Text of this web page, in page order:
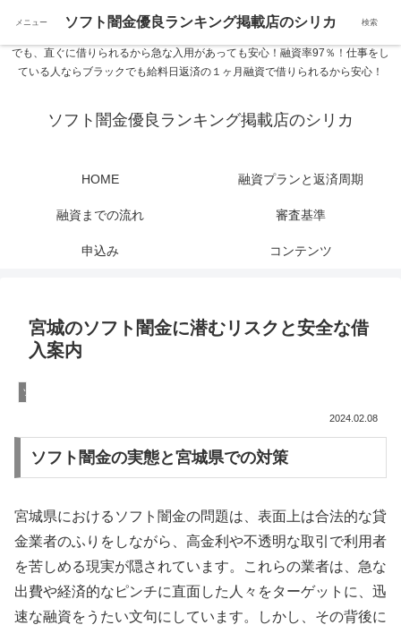
ソフト闇金優良ランキング 中小消費者金融在籍確認なし シリカなら24時間
でも、直ぐに借りられるから急な入用があっても安心！融資率97％！仕事をし
ている人ならブラックでも給料日返済の１ヶ月融資で借りられるから安心！
ソフト闇金優良ランキング掲載店のシリカ
HOME 融資プランと返済周期
融資までの流れ 審査基準
申込み コンテンツ
宮城のソフト闇金に潜むリスクと安全な借
入案内
ソフト闇金
2024.02.08
ソフト闇金の実態と宮城県での対策
宮城県におけるソフト闇金の問題は、表面上は合法的な貸
金業者のふりをしながら、高金利や不透明な取引で利用者
を苦しめる現実が隠されています。これらの業者は、急な
出費や経済的なピンチに直面した人々をターゲットに、迅
速な融資をうたい文句にしています。しかし、その背後に
メニュー ソフト闇金優良ランキング掲載店のシリカ 検索